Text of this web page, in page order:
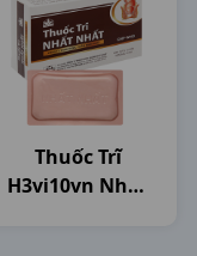
Thuốc Trĩ
H3vi10vn Nhat